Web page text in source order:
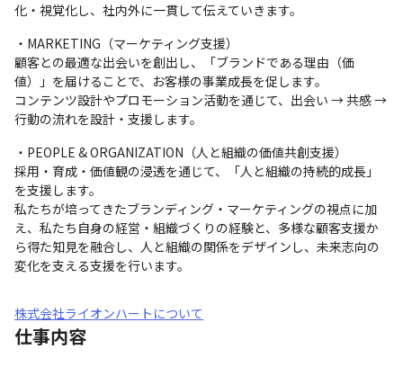
化・視覚化し、社内外に一貫して伝えていきます。
・MARKETING（マーケティング支援）
顧客との最適な出会いを創出し、「ブランドである理由（価
値）」を届けることで、お客様の事業成長を促します。
コンテンツ設計やプロモーション活動を通じて、出会い → 共感 →
行動の流れを設計・支援します。
・PEOPLE & ORGANIZATION（人と組織の価値共創支援）
採用・育成・価値観の浸透を通じて、「人と組織の持続的成長」
を支援します。
私たちが培ってきたブランディング・マーケティングの視点に加
え、私たち自身の経営・組織づくりの経験と、多様な顧客支援か
ら得た知見を融合し、人と組織の関係をデザインし、未来志向の
変化を支える支援を行います。
株式会社ライオンハートについて
仕事内容